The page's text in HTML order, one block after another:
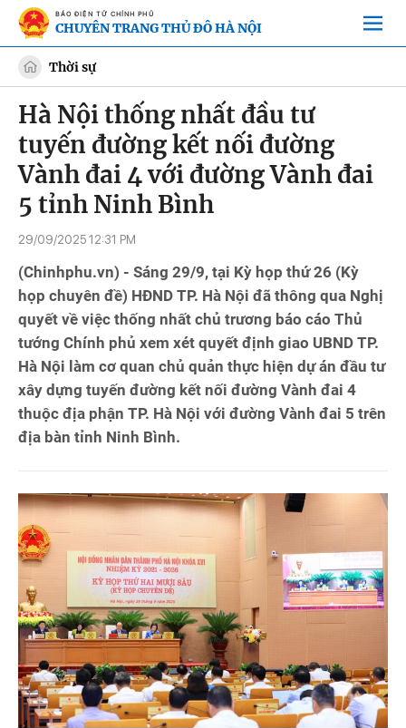
BÁO ĐIỆN TỬ CHÍNH PHỦ
CHUYÊN TRANG THỦ ĐÔ HÀ NỘI
Thời sự
Hà Nội thống nhất đầu tư
tuyến đường kết nối đường
Vành đai 4 với đường Vành đai
5 tỉnh Ninh Bình
29/09/2025 12:31 PM
(Chinhphu.vn) - Sáng 29/9, tại Kỳ họp thứ 26 (Kỳ
họp chuyên đề) HĐND TP. Hà Nội đã thông qua Nghị
quyết về việc thống nhất chủ trương báo cáo Thủ
tướng Chính phủ xem xét quyết định giao UBND TP.
Hà Nội làm cơ quan chủ quản thực hiện dự án đầu tư
xây dựng tuyến đường kết nối đường Vành đai 4
thuộc địa phận TP. Hà Nội với đường Vành đai 5 trên
địa bàn tỉnh Ninh Bình.